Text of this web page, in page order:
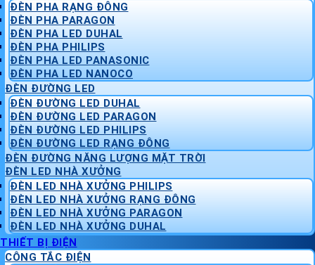
ĐÈN PHA RẠNG ĐÔNG
ĐÈN PHA PARAGON
ĐÈN PHA LED DUHAL
ĐÈN PHA PHILIPS
ĐÈN PHA LED PANASONIC
ĐÈN PHA LED NANOCO
ĐÈN ĐƯỜNG LED
ĐÈN ĐƯỜNG LED DUHAL
ĐÈN ĐƯỜNG LED PARAGON
ĐÈN ĐƯỜNG LED PHILIPS
ĐÈN ĐƯỜNG LED RẠNG ĐÔNG
ĐÈN ĐƯỜNG NĂNG LƯỢNG MẶT TRỜI
ĐÈN LED NHÀ XƯỞNG
ĐÈN LED NHÀ XƯỞNG PHILIPS
ĐÈN LED NHÀ XƯỞNG RẠNG ĐÔNG
ĐÈN LED NHÀ XƯỞNG PARAGON
ĐÈN LED NHÀ XƯỞNG DUHAL
THIẾT BỊ ĐIỆN
CÔNG TẮC ĐIỆN